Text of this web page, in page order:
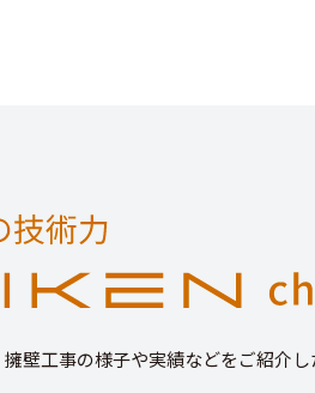
壁工事の様子や実績などをご紹介